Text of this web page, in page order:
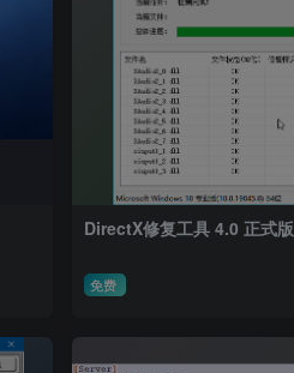
DirectX修复工具 4.0 正式版
免费